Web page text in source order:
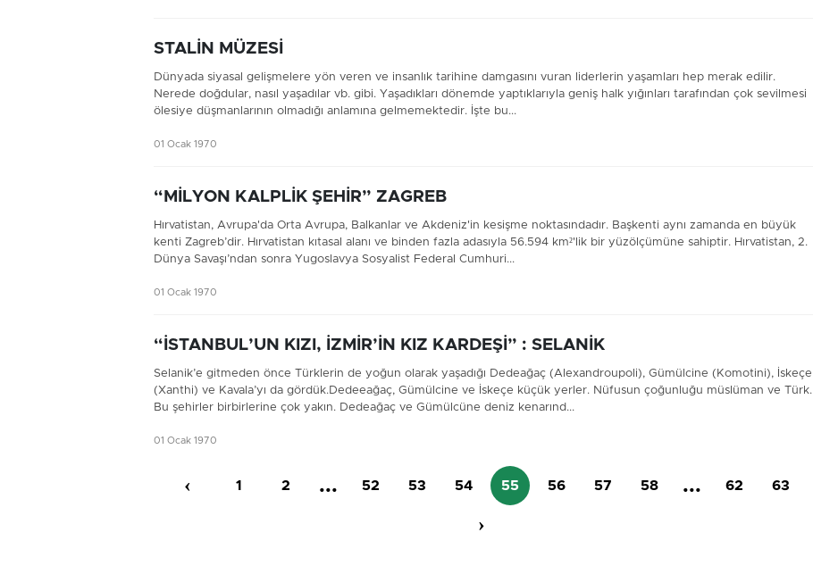
STALİN MÜZESİ
Dünyada siyasal gelişmelere yön veren ve insanlık tarihine damgasını vuran liderlerin yaşamları hep merak edilir.
Nerede doğdular, nasıl yaşadılar vb. gibi. Yaşadıkları dönemde yaptıklarıyla geniş halk yığınları tarafından çok sevilmesi
ölesiye düşmanlarının olmadığı anlamına gelmemektedir. İşte bu...
01 Ocak 1970
“MİLYON KALPLİK ŞEHİR” ZAGREB
Hırvatistan, Avrupa'da Orta Avrupa, Balkanlar ve Akdeniz'in kesişme noktasındadır. Başkenti aynı zamanda en büyük
kenti Zagreb’dir. Hırvatistan kıtasal alanı ve binden fazla adasıyla 56.594 km²'lik bir yüzölçümüne sahiptir. Hırvatistan, 2.
Dünya Savaşı’ndan sonra Yugoslavya Sosyalist Federal Cumhuri...
01 Ocak 1970
“İSTANBUL’UN KIZI, İZMİR’İN KIZ KARDEŞİ” : SELANİK
Selanik’e gitmeden önce Türklerin de yoğun olarak yaşadığı Dedeağaç (Alexandroupoli), Gümülcine (Komotini), İskeçe
(Xanthi) ve Kavala’yı da gördük.Dedeeağaç, Gümülcine ve İskeçe küçük yerler. Nüfusun çoğunluğu müslüman ve Türk.
Bu şehirler birbirlerine çok yakın. Dedeağaç ve Gümülcüne deniz kenarınd...
01 Ocak 1970
‹ 1 2 ... 52 53 54 55 56 57 58 ... 62 63
›